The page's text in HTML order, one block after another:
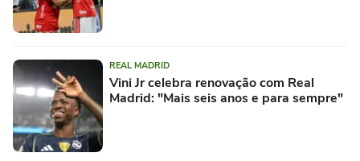
REAL MADRID
Vini Jr celebra renovação com Real
Madrid: "Mais seis anos e para sempre"